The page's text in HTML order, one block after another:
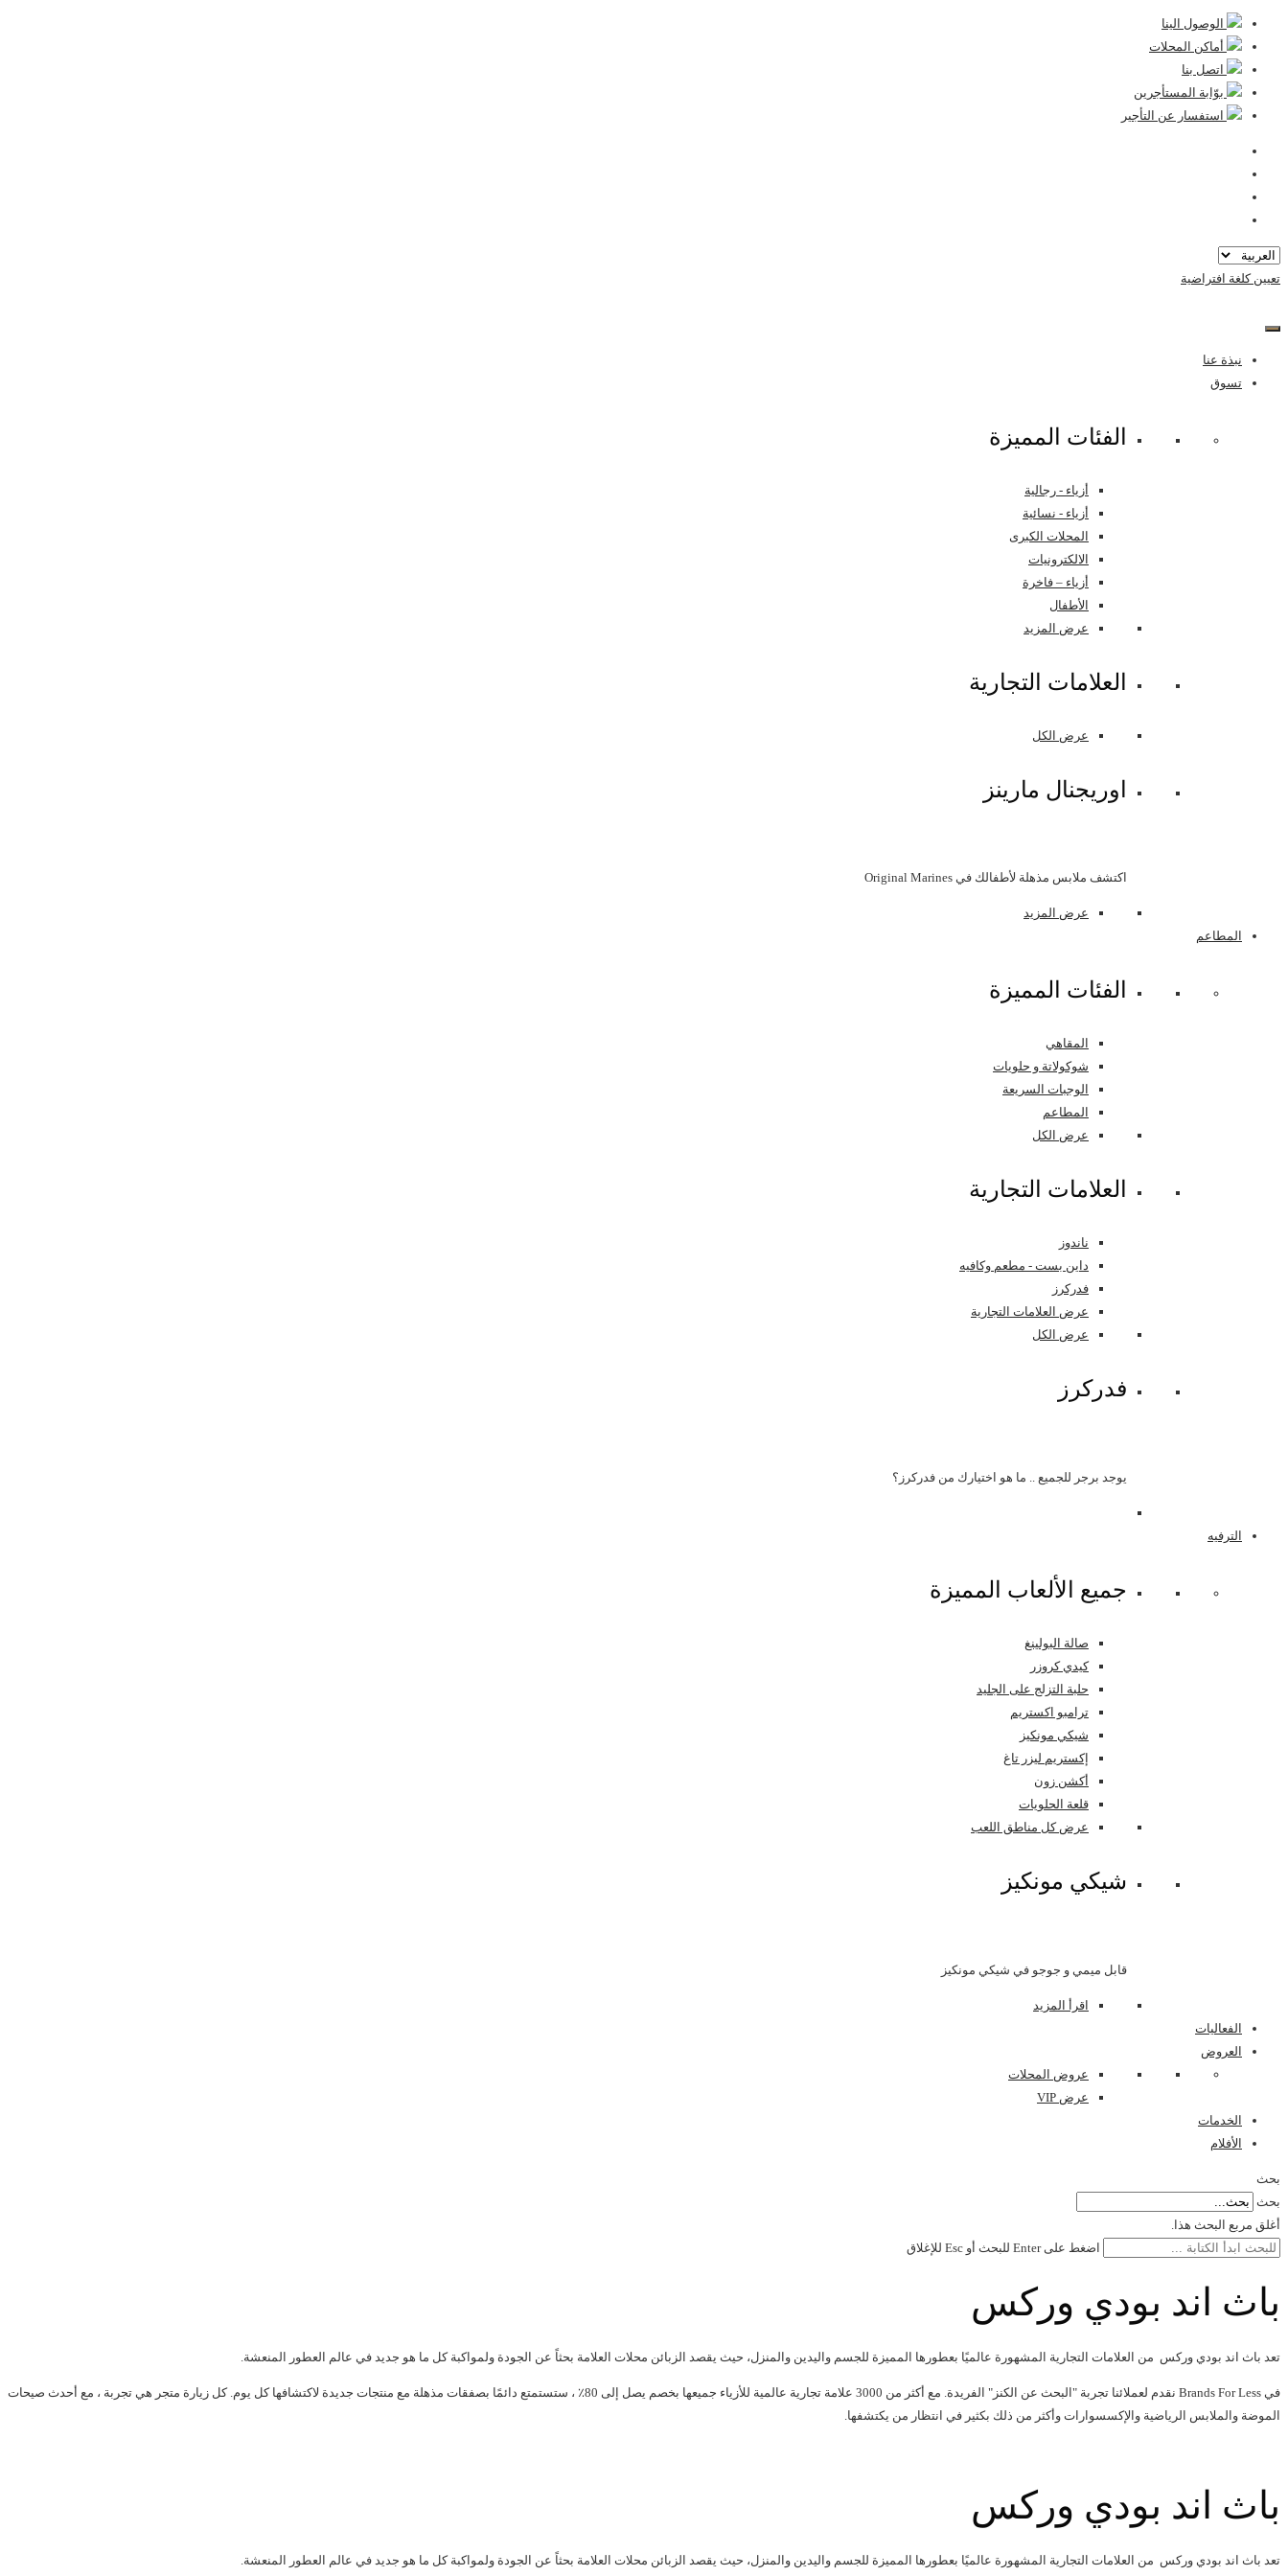
تخطى
المحتوى
الوصول الينا
أماكن المحلات
اتصل بنا
ﺑﻮّاﺑﺔ اﻟﻤﺴﺘﺄﺟﺮﻳﻦ
استفسار عن التأجير
تعيين كلغة افتراضية
نبذة عنا
تسوق
اﻟﻔﺌﺎﺕ اﻟﻤﻤﻴﺰﺓ
أزياء - رجالية
أزياء - نسائية
المحلات الكبرى
الالكترونيات
أزياء – فاخرة
الأطفال
عرض المزيد
العلامات التجارية
عرض الكل
اوريجنال مارينز
اكتشف ملابس مذهلة لأطفالك في Original Marines
عرض المزيد
المطاعم
اﻟﻔﺌﺎﺕ اﻟﻤﻤﻴﺰﺓ
المقاهي
شوكولاتة و حلويات
الوجبات السريعة
المطاعم
عرض الكل
العلامات التجارية
ناندوز
داين بست - مطعم وكافيه
فدركرز
عرض العلامات التجارية
عرض الكل
فدركرز
يوجد برجر للجميع .. ما هو اختيارك من فدركرز؟
الترفيه
جميع الألعاب المميزة
صالة البولينغ
كيدي كروزر
حلبة التزلج على الجليد
ترامبو اكستريم
شيكي مونكيز
إكستريم ليزر تاغ
أكشن زون
قلعة الحلويات
عرض كل مناطق اللعب
شيكي مونكيز
قابل ميمي و جوجو في شيكي مونكيز
اقرأ المزيد
الفعاليات
العروض
عروض المحلات
عرض VIP
الخدمات
الأفلام
بحث
بحث
أغلق مربع البحث هذا.
اضغط على Enter للبحث أو Esc للإغلاق
باث اند بودي وركس
تعد باث اند بودي وركس من العلامات التجارية المشهورة عالميًا بعطورها المميزة للجسم واليدين والمنزل، حيث يقصد الزبائن محلات العلامة بحثاً عن الجودة ولمواكبة كل ما هو جديد في عالم العطور المنعشة.
في Brands For Less نقدم لعملائنا تجربة "البحث عن الكنز" الفريدة. مع أكثر من 3000 علامة تجارية عالمية للأزياء جميعها بخصم يصل إلى 80٪ ، ستستمتع دائمًا بصفقات مذهلة مع منتجات جديدة لاكتشافها كل يوم. كل زيارة متجر هي تجربة ، مع أحدث صيحات
الموضة والملابس الرياضية والإكسسوارات وأكثر من ذلك بكثير في انتظار من يكتشفها.
باث اند بودي وركس
تعد باث اند بودي وركس من العلامات التجارية المشهورة عالميًا بعطورها المميزة للجسم واليدين والمنزل، حيث يقصد الزبائن محلات العلامة بحثاً عن الجودة ولمواكبة كل ما هو جديد في عالم العطور المنعشة.